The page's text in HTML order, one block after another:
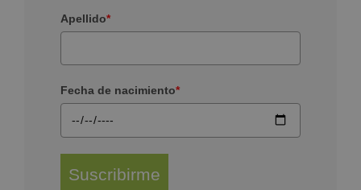
Apellido*
Fecha de nacimiento*
Suscribirme